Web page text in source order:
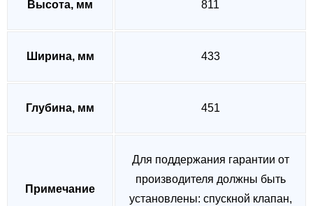
Высота, мм 811
Ширина, мм 433
Глубина, мм 451
Примечание
Для поддержания гарантии от
производителя должны быть
установлены: спускной клапан,